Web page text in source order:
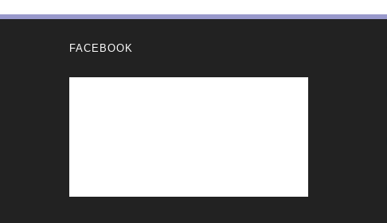
FACEBOOK